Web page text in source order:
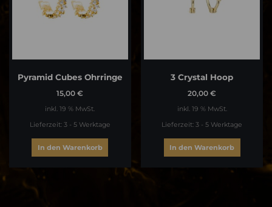
Pyramid Cubes Ohrringe
15,00€
inkl. 19 % MwSt.
Lieferzeit: 3 - 5 Werktage
In den Warenkorb
3 Crystal Hoop
20,00€
inkl. 19 % MwSt.
Lieferzeit:3 - 5 Werktage
In den Warenkorb